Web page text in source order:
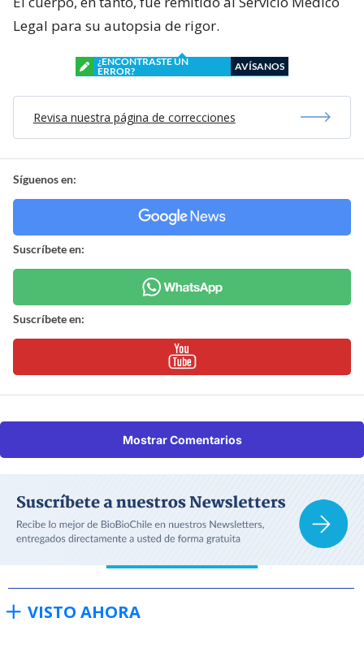
Legal para su autopsia de rigor.
¿ENCONTRASTE UN
ERROR?
AVÍSANOS
Revisa nuestra página de correcciones
Síguenos en:
Suscríbete en:
Suscríbete en:
Mostrar Comentarios
VISTO AHORA